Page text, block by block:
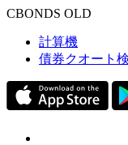
CBONDS OLD
計算機
債券クオート